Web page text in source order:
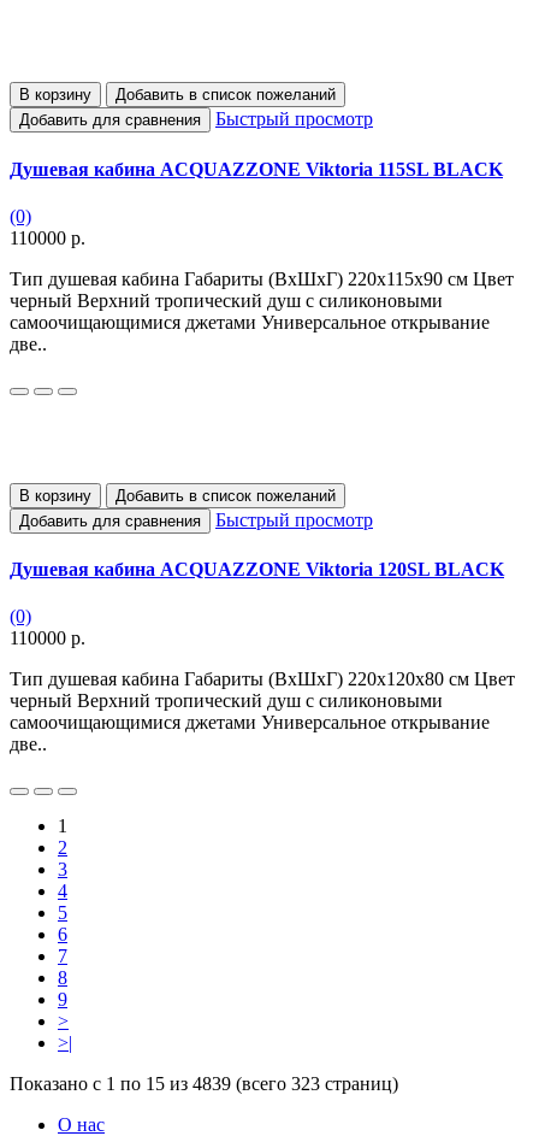
В корзину
Добавить в список пожеланий
Добавить для сравнения
Быстрый просмотр
Душевая кабина ACQUAZZONE Viktoria 115SL BLACK
(0)
110000 р.
Тип душевая кабина Габариты (ВхШхГ) 220х115x90 см Цвет
черный Верхний тропический душ с силиконовыми
самоочищающимися джетами Универсальное открывание
две..
В корзину
Добавить в список пожеланий
Добавить для сравнения
Быстрый просмотр
Душевая кабина ACQUAZZONE Viktoria 120SL BLACK
(0)
110000 р.
Тип душевая кабина Габариты (ВхШхГ) 220х120x80 см Цвет
черный Верхний тропический душ с силиконовыми
самоочищающимися джетами Универсальное открывание
две..
1
2
3
4
5
6
7
8
9
>
>|
Показано с 1 по 15 из 4839 (всего 323 страниц)
О нас